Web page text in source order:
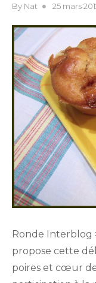
By Nat
Posted
25 mars
Ronde Interblog
propose cette
poires et cœur